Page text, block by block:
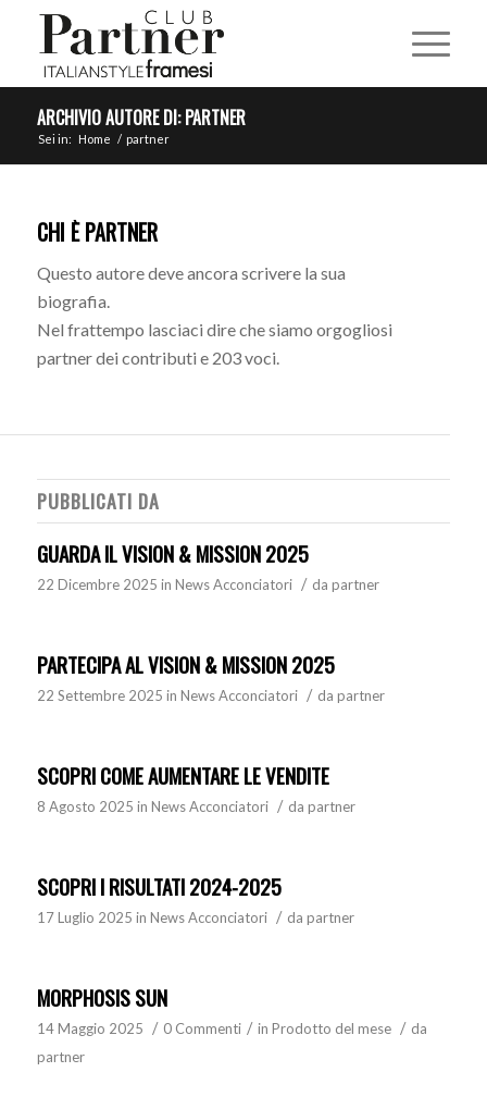
ARCHIVIO AUTORE DI: PARTNER
Sei in: Home / partner
CHI ÈPARTNER
Questo autore deve ancora scrivere la sua
biografia.
Nel frattempo lasciaci dire che siamo orgogliosi
partnerdei contributi e 203 voci.
PUBBLICATI DA
GUARDA IL VISION & MISSION 2025
22 Dicembre 2025 in News Acconciatori / da partner
PARTECIPA AL VISION & MISSION 2025
22 Settembre 2025 in News Acconciatori / da partner
SCOPRI COME AUMENTARE LE VENDITE
8 Agosto 2025 in News Acconciatori / da partner
SCOPRI I RISULTATI 2024-2025
17 Luglio 2025 in News Acconciatori / da partner
MORPHOSIS SUN
14 Maggio 2025 / 0 Commenti / in Prodotto del mese / da
partner